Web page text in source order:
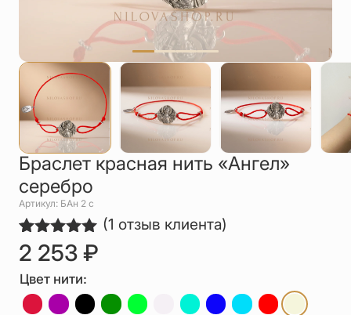
Цепи
Чётки
Шнурки на
Другое
Браслет красная нить «Ангел»
серебро
Артикул: БАн 2 с
Рейтинг
5.00из 5
на основе
опроса
1
пользователя
(1 отзыв клиента)
2 253 ₽
Цвет нити: